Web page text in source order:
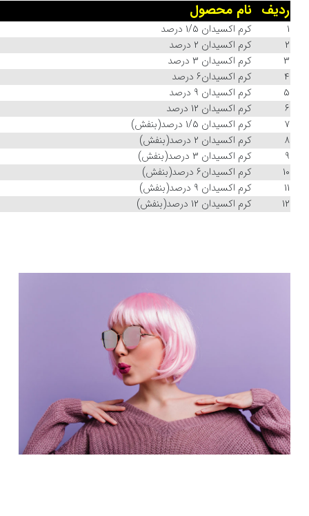
ردیف نام محصول
1
‫کرم اکسیدان 1/5 درصد‬‏
2
‫کرم اکسیدان 2 درصد‬‏
3
‫کرم اکسیدان 3 درصد‬‏
4
‫کرم اکسیدان6 درصد‬‏
5
‫کرم اکسیدان 9 درصد‬‏
6
‫کرم اکسیدان 12 درصد‬‏
7
‫کرم اکسیدان 1/5 درصد(بنفش)‬‏
8
‫کرم اکسیدان 2 درصد(بنفش)‬‏
9
‫کرم اکسیدان 3 درصد(بنفش)‬‏
10
‫کرم اکسیدان6 درصد(بنفش)‬‏
11
‫کرم اکسیدان 9 درصد(بنفش)‬‏
12
‫کرم اکسیدان 12 درصد(بنفش)‬‏